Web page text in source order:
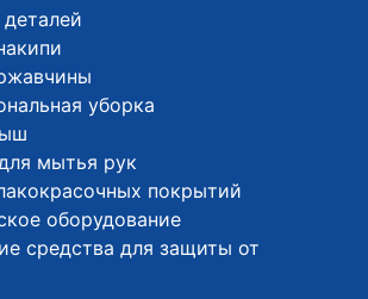
уборка
мытья рук
покрытий
оборудование
средства для защиты от